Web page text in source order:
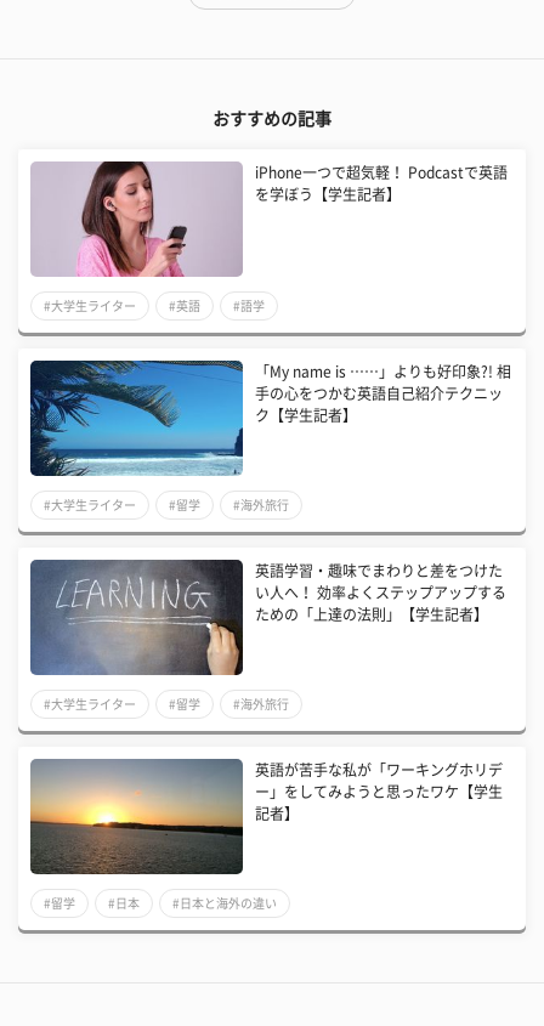
おすすめの記事
iPhone一つで超気軽！ Podcastで英語
を学ぼう【学生記者】
#大学生ライター #英語 #語学
​「My name is ……」よりも好印象?! 相
手の心をつかむ英語自己紹介テクニッ
ク【学生記者】
#大学生ライター #留学 #海外旅行
​英語学習・趣味でまわりと差をつけた
い人へ！ 効率よくステップアップする
ための「上達の法則」【学生記者】
#大学生ライター #留学 #海外旅行
英語が苦手な私が「ワーキングホリデ
ー」をしてみようと思ったワケ【学生
記者】
#留学 #日本 #日本と海外の違い